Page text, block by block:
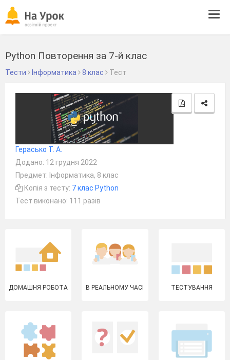
Python Повторення за 7-й клас
Тести Інформатика 8 клас Тест
Герасько Т. А.
Додано: 12 грудня 2022
Предмет: Інформатика, 8 клас
Копія з тесту: 7 клас Python
Тест виконано: 111 разів
ДОМАШНЯ РОБОТА В РЕАЛЬНОМУ ЧАСІ ТЕСТУВАННЯ